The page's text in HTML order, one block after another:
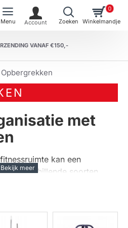
VANAF €150,-
0
Opbergrekken
met
kan een
je verschillende soorten
ruimte netjes en
efficiënt op te bergen,